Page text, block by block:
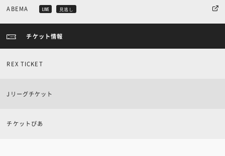
ABEMA LIVE 見逃し
チケット情報
REX TICKET
Jリーグチケット
チケットぴあ